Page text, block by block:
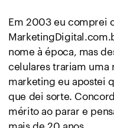
Em 2003 eu comprei
nome à época, mas
celulares trariam uma
marketing eu apostei
que dei sorte.
mérito ao parar e
mais de 20 anos.